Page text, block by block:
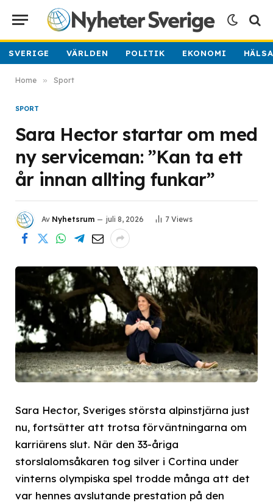
SVERIGE VÄRLDEN POLITIK EKONOMI
Home » Sport
SPORT
Sara Hector startar om med
ny serviceman: ”Kan ta ett
år innan allting funkar”
Av Nyhetsrum juli 8, 2026 7 Views
Sara Hector, Sveriges största alpinstjärna just
nu, fortsätter att trotsa förväntningarna om
karriärens slut. När den 33-åriga
storslalomsåkaren tog silver i Cortina under
vinterns olympiska spel trodde många att det
var hennes avslutande prestation på den